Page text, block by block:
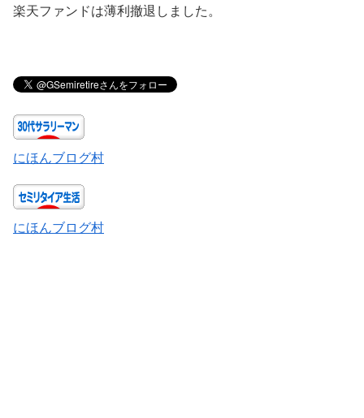
楽天ファンドは薄利撤退しました。
にほんブログ村
にほんブログ村